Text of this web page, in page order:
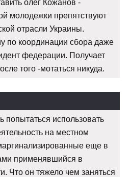
олег Кожанов -
молодежки препятствуют
отрасли Украины.
по координации сбора даже
федерации. Получает
того -мотаться никуда.
попытаться использовать
на местном
еще в
применявшийся в
Что он тяжело чем заняться